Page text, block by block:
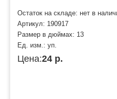
Остаток на складе: нет в
Артикул: 190917
Размер в дюймах: 13
Ед. изм.: уп.
Цена:24 р.